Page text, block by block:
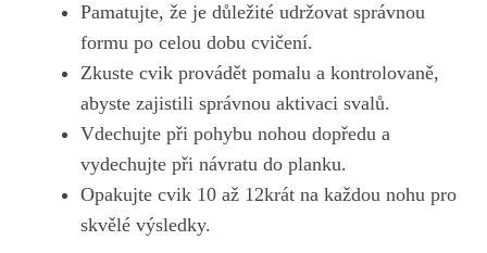
Pamatujte, že je důležité udržovat správnou⁤
formu po celou dobu cvičení.
Zkuste cvik provádět​ pomalu a kontrolovaně,
abyste zajistili správnou aktivaci svalů.
Vdechujte při⁣ pohybu nohou dopředu a
vydechujte při ‌návratu do planku.
Opakujte cvik 10 až 12krát na každou nohu ⁣pro
skvělé výsledky.